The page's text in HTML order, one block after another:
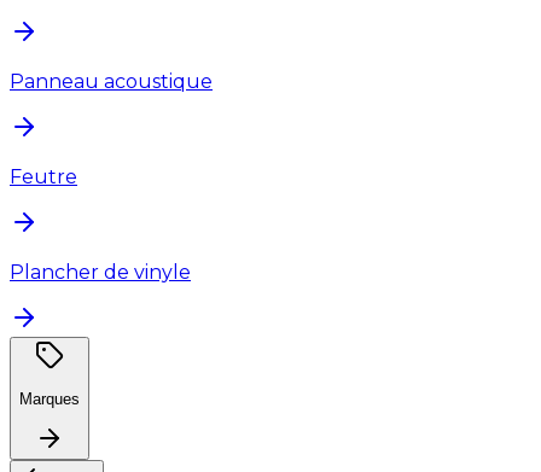
Panneau acoustique
Feutre
Plancher de vinyle
Marques